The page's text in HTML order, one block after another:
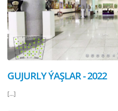
GUJURLY ÝAŞLAR - 2022
[...]